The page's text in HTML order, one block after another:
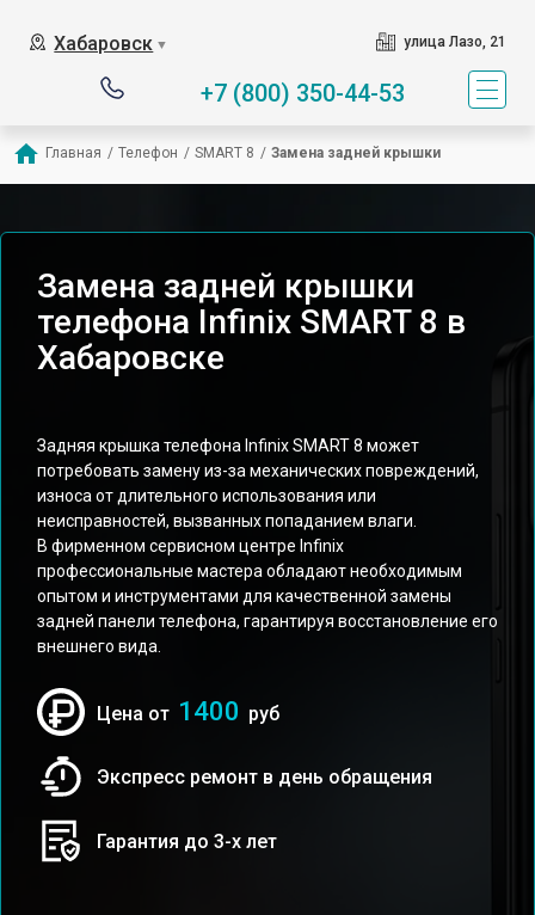
Хабаровск ▼ улица Лазо, 21
+7 (800) 350-44-53
Главная / Телефон / SMART 8 / Замена задней крышки
Замена задней крышки
телефона Infinix SMART 8 в
Хабаровске
Задняя крышка телефона Infinix SMART 8 может
потребовать замену из-за механических повреждений,
износа от длительного использования или
неисправностей, вызванных попаданием влаги.
В фирменном сервисном центре Infinix
профессиональные мастера обладают необходимым
опытом и инструментами для качественной замены
задней панели телефона, гарантируя восстановление его
внешнего вида.
Цена от 1400 руб
Экспресс ремонт в день обращения
Гарантия до 3-х лет